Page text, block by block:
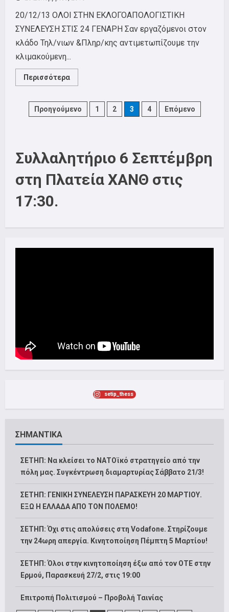
20/12/13 ΟΛΟΙ ΣΤΗΝ ΕΚΛΟΓΟΑΠΟΛΟΓΙΣΤΙΚΗ
ΣΥΝΕΛΕΥΣΗ ΣΤΙΣ 24 ΓΕΝΑΡΗ Σαν εργαζόμενοι στον
κλάδο Τηλ/νιων &Πληρ/κης αντιμετωπίζουμε την
κλιμακούμενη...
Περισσότερα
more
Εκλογοαπολογιστική
Posts
Προηγούμενο 1 2 3 4 Επόμενο
Συλλαλητήριο 6 Σεπτέμβρη
στη Πλατεία ΧΑΝΘ στις
17:30.
setip_thess
ΣΗΜΑΝΤΙΚΑ
ΣΕΤΗΠ: Να κλείσει το ΝΑΤΟϊκό στρατηγείο από την
πόλη μας. Συγκέντρωση διαμαρτυρίας Σάββατο 21/3!
ΣΕΤΗΠ: ΓΕΝΙΚΗ ΣΥΝΕΛΕΥΣΗ ΠΑΡΑΣΚΕΥΗ 20 ΜΑΡΤΙΟΥ.
ΕΞΩ Η ΕΛΛΑΔΑ ΑΠΟ ΤΟΝ ΠΟΛΕΜΟ!
ΣΕΤΗΠ: Όχι στις απολύσεις στη Vodafone. Στηρίζουμε
την 24ωρη απεργία. Κινητοποίηση Πέμπτη 5 Μαρτίου!
ΣΕΤΗΠ: Όλοι στην κινητοποίηση έξω από τον ΟΤΕ στην
Ερμού, Παρασκευή 27/2, στις 19:00
Επιτροπή Πολιτισμού – Προβολή Ταινίας